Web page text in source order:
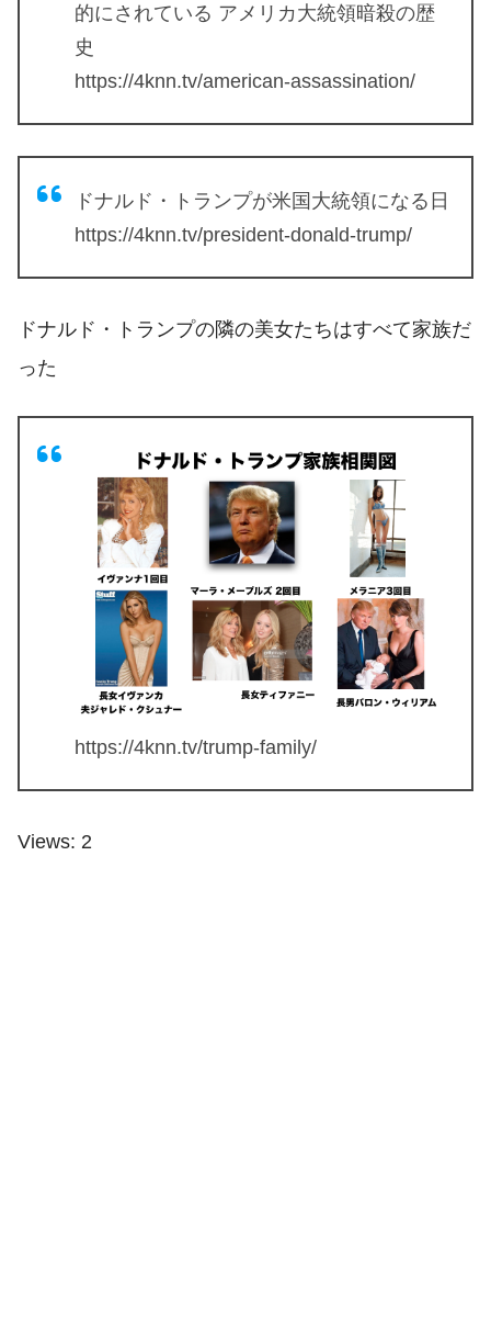
的にされている アメリカ大統領暗殺の歴
史
https://4knn.tv/american-assassination/
ドナルド・トランプが米国大統領になる日
https://4knn.tv/president-donald-trump/
ドナルド・トランプの隣の美女たちはすべて家族だ
った
https://4knn.tv/trump-family/
Views: 2